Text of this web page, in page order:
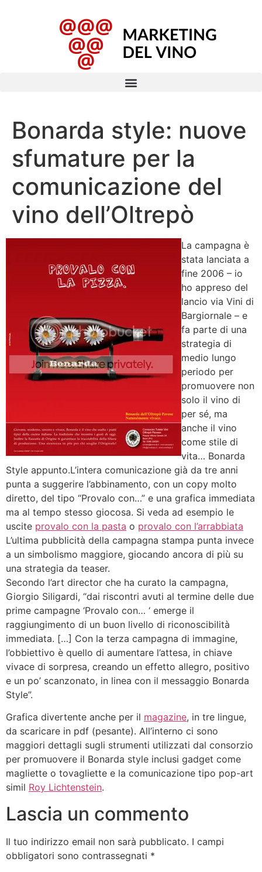
Bonarda style: nuove
sfumature per la
comunicazione del
vino dell’Oltrepò
La campagna è
stata lanciata a
fine 2006 – io
ho appreso del
lancio via Vini di
Bargiornale – e
fa parte di una
strategia di
medio lungo
periodo per
promuovere non
solo il vino di
per sé, ma
anche il vino
come stile di
vita… Bonarda
Style appunto.L’intera comunicazione già da tre anni
punta a suggerire l’abbinamento, con un copy molto
diretto, del tipo “Provalo con…” e una grafica immediata
ma al tempo stesso giocosa. Si veda ad esempio le
uscite provalo con la pasta o provalo con l’arrabbiata
L’ultima pubblicità della campagna stampa punta invece
a un simbolismo maggiore, giocando ancora di più su
una strategia da teaser.
Secondo l’art director che ha curato la campagna,
Giorgio Siligardi, “dai riscontri avuti al termine delle due
prime campagne ‘Provalo con… ‘ emerge il
raggiungimento di un buon livello di riconoscibilità
immediata. […] Con la terza campagna di immagine,
l’obbiettivo è quello di aumentare l’attesa, in chiave
vivace di sorpresa, creando un effetto allegro, positivo
e un po’ scanzonato, in linea con il messaggio Bonarda
Style”.
Grafica divertente anche per il magazine, in tre lingue,
da scaricare in pdf (pesante). All’interno ci sono
maggiori dettagli sugli strumenti utilizzati dal consorzio
per promuovere il Bonarda style inclusi gadget come
magliette o tovagliette e la comunicazione tipo pop-art
simil Roy Lichtenstein.
Lascia un commento
Il tuo indirizzo email non sarà pubblicato. I campi
obbligatori sono contrassegnati *